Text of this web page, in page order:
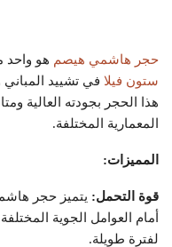
حجر هاشمي هيصم هو واحد
ستون فيلا في تشييد المباني
هذا الحجر بجودته العالية
المعمارية المختلفة.
المميزات:
قوة التحمل: يتميز حجر
أمام العوامل الجوية
لفترة طويلة.